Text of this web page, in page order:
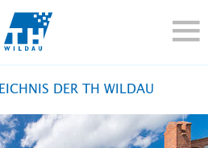
TH-
DER TH WILDAU